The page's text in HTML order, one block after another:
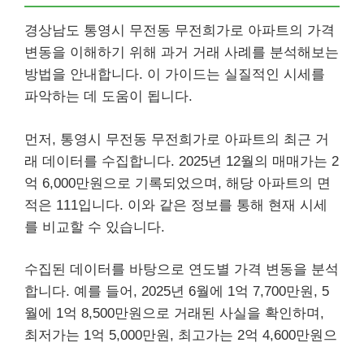
경상남도 통영시 무전동 무전희가로 아파트의 가격
변동을 이해하기 위해 과거 거래 사례를 분석해보는
방법을 안내합니다. 이 가이드는 실질적인 시세를
파악하는 데 도움이 됩니다.
먼저, 통영시 무전동 무전희가로 아파트의 최근 거
래 데이터를 수집합니다. 2025년 12월의 매매가는 2
억 6,000만원으로 기록되었으며, 해당 아파트의 면
적은 111입니다. 이와 같은 정보를 통해 현재 시세
를 비교할 수 있습니다.
수집된 데이터를 바탕으로 연도별 가격 변동을 분석
합니다. 예를 들어, 2025년 6월에 1억 7,700만원, 5
월에 1억 8,500만원으로 거래된 사실을 확인하며,
최저가는 1억 5,000만원, 최고가는 2억 4,600만원으